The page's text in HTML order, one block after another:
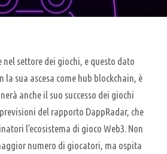
nel settore dei giochi, e questo dato
sua ascesa come hub blockchain, è
anche il suo successo dei giochi
del rapporto DappRadar, che
l’ecosistema di gioco Web3. Non
numero di giocatori, ma ospita